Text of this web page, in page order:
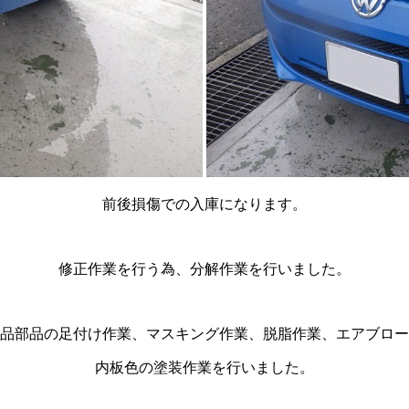
前後損傷での入庫になります。
修正作業を行う為、分解作業を行いました。
部品の足付け作業、マスキング作業、脱脂作業、エアブロ
内板色の塗装作業を行いました。